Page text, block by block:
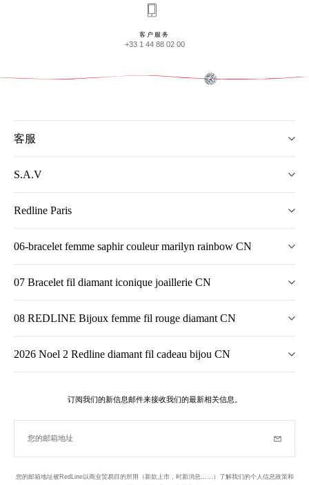
客户服务
+33 1 44 88 02 00
客服
S.A.V
Redline Paris
06-bracelet femme saphir couleur marilyn rainbow CN
07 Bracelet fil diamant iconique joaillerie CN
08 REDLINE Bijoux femme fil rouge diamant CN
2026 Noel 2 Redline diamant fil cadeau bijou CN
订阅我们的新信息邮件来接收我们的最新相关信息。
您的邮箱地址
您的邮箱地址被RedLine以商业贸易目的所用（新款上市，时新消息……）了解我们的个人信息政策和